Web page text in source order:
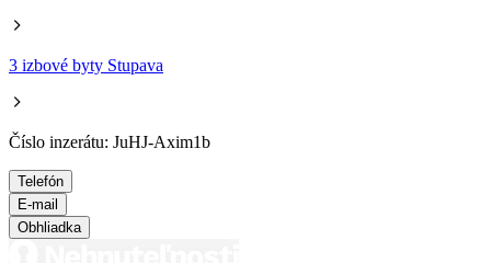
3 izbové byty Stupava
Číslo inzerátu: JuHJ-Axim1b
Telefón
E-mail
Obhliadka